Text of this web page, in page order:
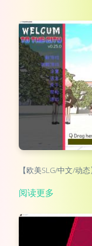
【欧美SLG/中文/动
阅读更多